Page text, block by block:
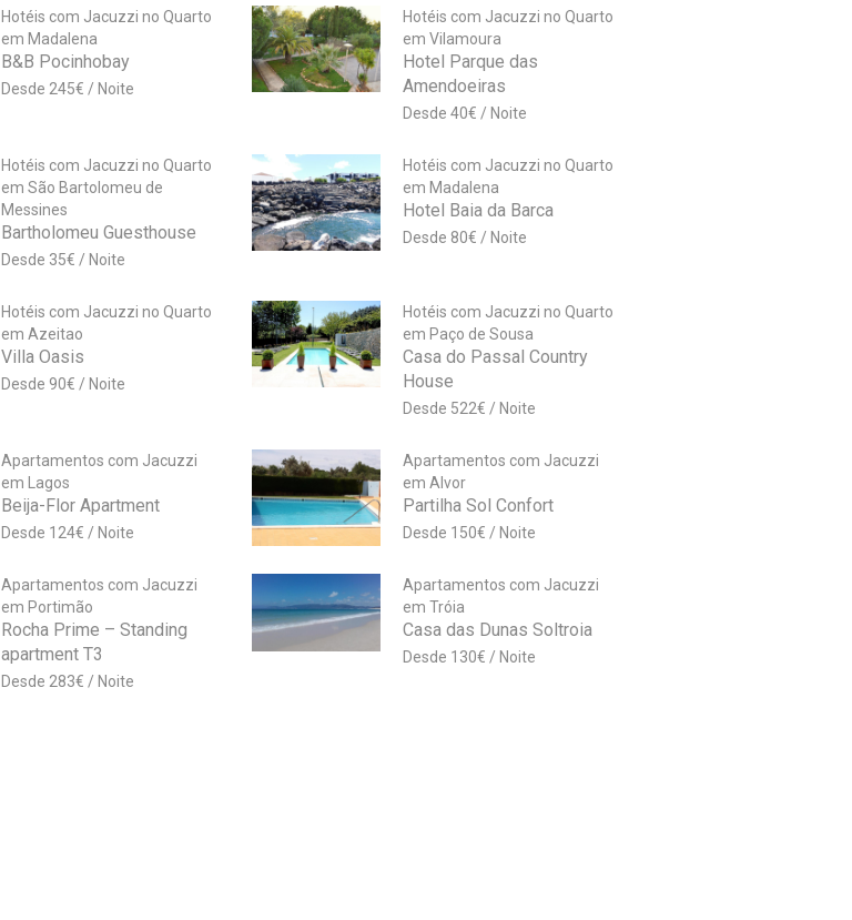
Hotéis com Jacuzzi no Quarto
em Madalena
B&B Pocinhobay
245€
Hotéis com Jacuzzi no Quarto
em Vilamoura
Hotel Parque das
Amendoeiras
40€
Hotéis com Jacuzzi no Quarto
em São Bartolomeu de
Messines
Bartholomeu Guesthouse
35€
Hotéis com Jacuzzi no Quarto
em Madalena
Hotel Baia da Barca
80€
Hotéis com Jacuzzi no Quarto
em Azeitao
Villa Oasis
90€
Hotéis com Jacuzzi no Quarto
em Paço de Sousa
Casa do Passal Country
House
522€
Apartamentos com Jacuzzi
em Lagos
Beija-Flor Apartment
124€
Apartamentos com Jacuzzi
em Alvor
Partilha Sol Confort
150€
Apartamentos com Jacuzzi
em Portimão
Rocha Prime – Standing
apartment T3
283€
Apartamentos com Jacuzzi
em Tróia
Casa das Dunas Soltroia
130€